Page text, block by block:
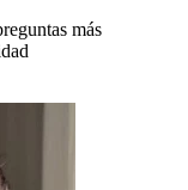
más